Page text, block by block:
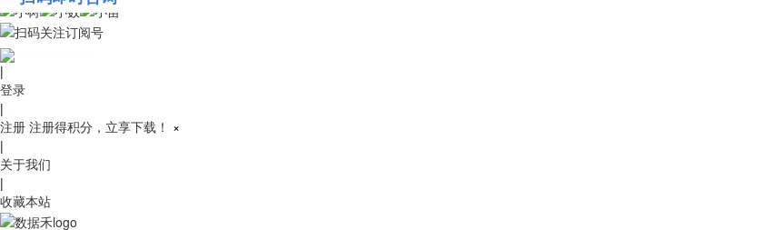
010-53689091
|
登录
|
注册 注册得积分，立享下载！ ×
|
关于我们
|
收藏本站